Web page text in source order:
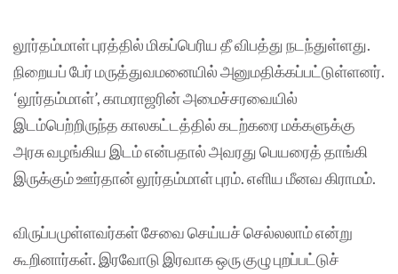
லூர்தம்மாள் புரத்தில் மிகப்பெரிய தீ விபத்து நடந்துள்ளது.
நிறையப் பேர் மருத்துவமனையில் அனுமதிக்கப்பட்டுள்ளனர்.
‘லூர்தம்மாள்’, காமராஜரின் அமைச்சரவையில்
இடம்பெற்றிருந்த காலகட்டத்தில் கடற்கரை மக்களுக்கு
அரசு வழங்கிய இடம் என்பதால் அவரது பெயரைத் தாங்கி
இருக்கும் ஊர்தான் லூர்தம்மாள் புரம். எளிய மீனவ கிராமம்.
விருப்பமுள்ளவர்கள் சேவை செய்யச் செல்லலாம் என்று
கூறினார்கள். இரவோடு இரவாக ஒரு குழு புறப்பட்டுச்